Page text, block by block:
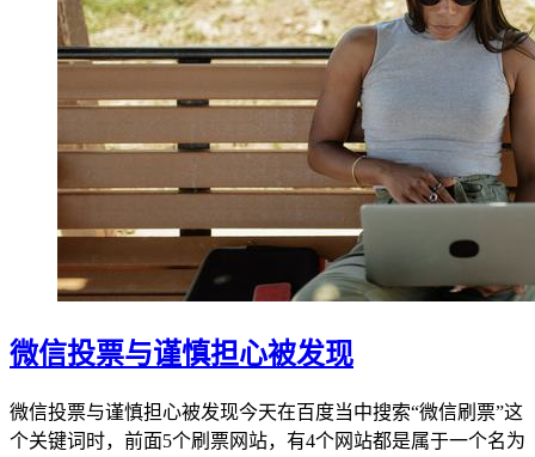
微信投票与谨慎担心被发现
微信投票与谨慎担心被发现今天在百度当中搜索“微信刷票”这
个关键词时，前面5个刷票网站，有4个网站都是属于一个名为